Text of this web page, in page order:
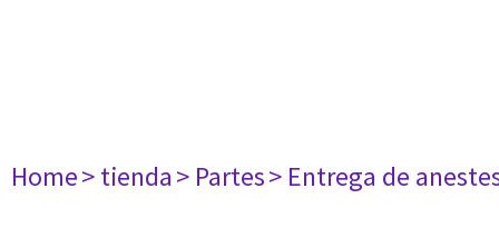
Home> tienda> Partes> Entrega de